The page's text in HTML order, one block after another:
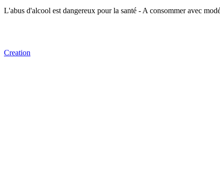
L'abus d'alcool est dangereux pour la santé - A consommer avec
Creation